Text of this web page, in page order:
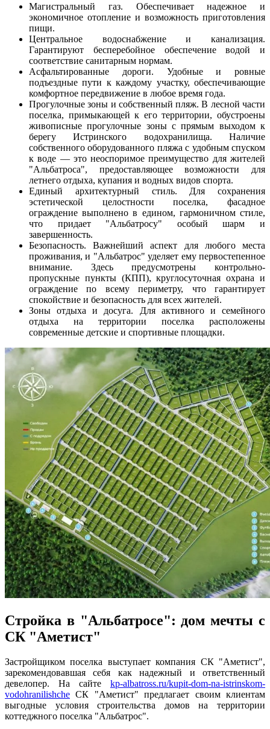
Магистральный газ. Обеспечивает надежное и
экономичное отопление и возможность приготовления
пищи.
Центральное водоснабжение и канализация.
Гарантируют бесперебойное обеспечение водой и
соответствие санитарным нормам.
Асфальтированные дороги. Удобные и ровные
подъездные пути к каждому участку, обеспечивающие
комфортное передвижение в любое время года.
Прогулочные зоны и собственный пляж. В лесной части
поселка, примыкающей к его территории, обустроены
живописные прогулочные зоны с прямым выходом к
берегу Истринского водохранилища. Наличие
собственного оборудованного пляжа с удобным спуском
к воде — это неоспоримое преимущество для жителей
"Альбатроса", предоставляющее возможности для
летнего отдыха, купания и водных видов спорта.
Единый архитектурный стиль. Для сохранения
эстетической целостности поселка, фасадное
ограждение выполнено в едином, гармоничном стиле,
что придает "Альбатросу" особый шарм и
завершенность.
Безопасность. Важнейший аспект для любого места
проживания, и "Альбатрос" уделяет ему первостепенное
внимание. Здесь предусмотрены контрольно-
пропускные пункты (КПП), круглосуточная охрана и
ограждение по всему периметру, что гарантирует
спокойствие и безопасность для всех жителей.
Зоны отдыха и досуга. Для активного и семейного
отдыха на территории поселка расположены
современные детские и спортивные площадки.
Стройка в "Альбатросе": дом мечты с
СК "Аметист"
Застройщиком поселка выступает компания СК "Аметист",
зарекомендовавшая себя как надежный и ответственный
девелопер. На сайте kp-albatross.ru/kupit-dom-na-istrinskom-
vodohranilishche СК "Аметист" предлагает своим клиентам
выгодные условия строительства домов на территории
коттеджного поселка "Альбатрос".